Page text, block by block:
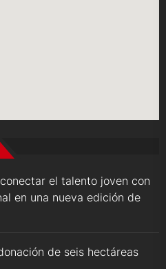
el talento joven con
en una nueva edición de
de seis hectáreas